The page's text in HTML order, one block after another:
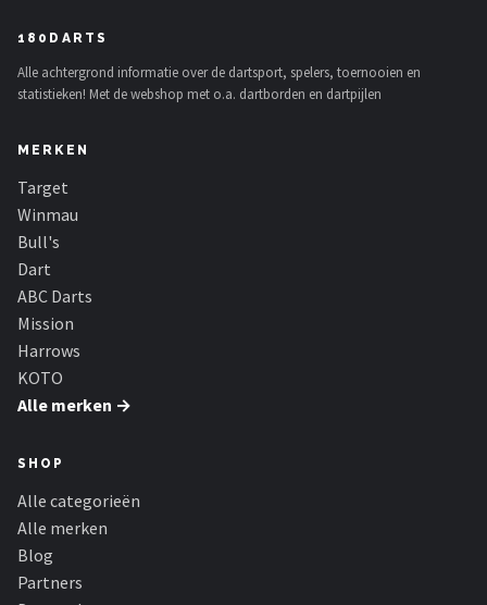
180DARTS
Alle achtergrond informatie over de dartsport, spelers, toernooien en
statistieken! Met de webshop met o.a. dartborden en dartpijlen
MERKEN
Target
Winmau
Bull's
Dart
ABC Darts
Mission
Harrows
KOTO
Alle merken →
SHOP
Alle categorieën
Alle merken
Blog
Partners